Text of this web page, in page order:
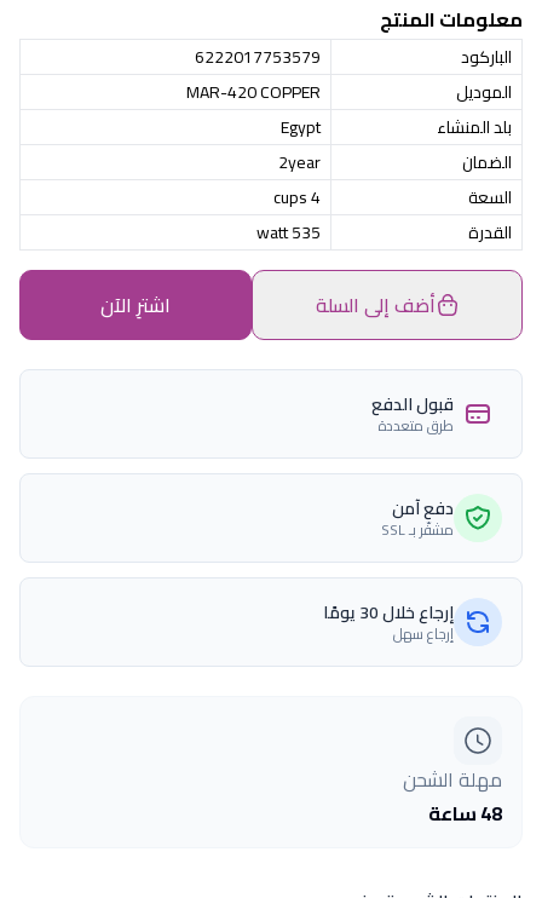
معلومات المنتج
الباركود
6222017753579
الموديل
MAR-420 COPPER
بلد المنشاء
Egypt
الضمان
2year
السعة
4 cups
القدرة
535 watt
أضف إلى السلة اشترِ الآن
قبول الدفع
طرق متعددة
دفع آمن
مشفّر بـ SSL
إرجاع خلال 30 يومًا
إرجاع سهل
مهلة الشحن
48 ساعة